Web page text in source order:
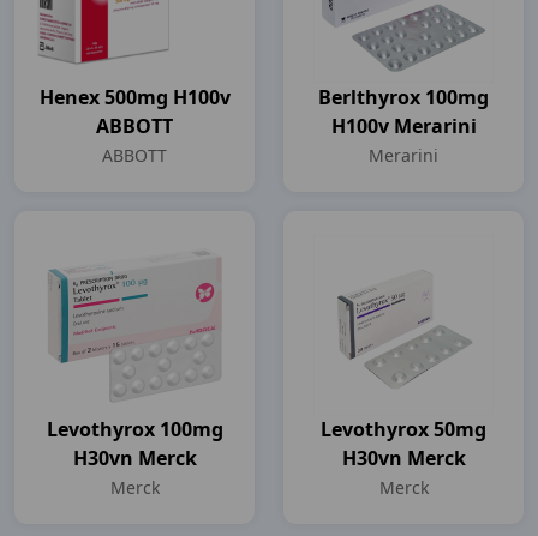
Henex 500mg H100v
ABBOTT
ABBOTT
Berlthyrox 100mg
H100v Merarini
Merarini
Levothyrox 100mg
H30vn Merck
Merck
Levothyrox 50mg
H30vn Merck
Merck